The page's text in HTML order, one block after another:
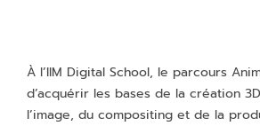
À l’IIM Digital School, le parcours
d’acquérir les bases de la création
l’image, du compositing et de la